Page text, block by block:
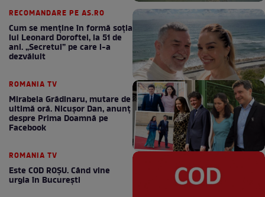
RECOMANDARE PE AS.RO
Cum se menţine în formă soţia
lui Leonard Doroftei, la 51 de
ani. „Secretul” pe care l-a
dezvăluit
ROMANIA TV
Mirabela Grădinaru, mutare de
ultimă oră. Nicuşor Dan, anunţ
despre Prima Doamnă pe
Facebook
ROMANIA TV
Este COD ROŞU. Când vine
urgia în Bucureşti